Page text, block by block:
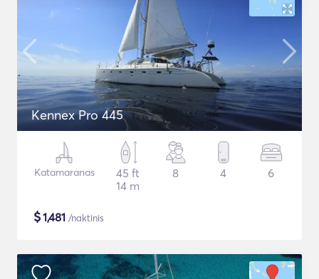
Kennex Pro 445
Katamaranas
45 ft
14 m
8 4 6
$1,481 /naktinis